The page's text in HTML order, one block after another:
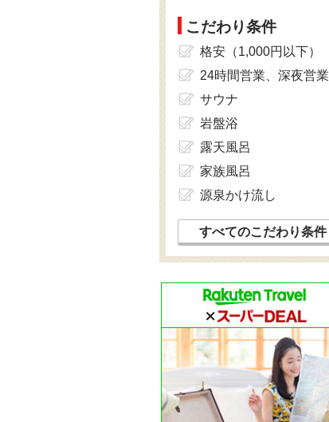
こだわり条件
格安（1,000円以下）
24時間営業、深夜営業
サウナ
岩盤浴
露天風呂
家族風呂
源泉かけ流し
すべてのこだわり条件